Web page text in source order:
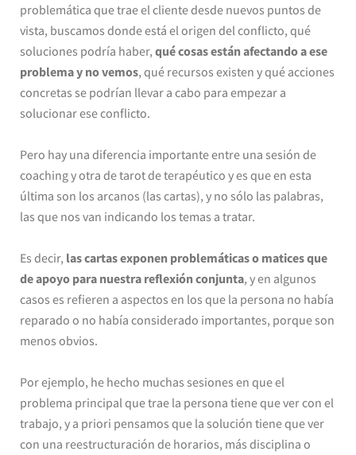
problemática que trae el cliente desde nuevos puntos de
vista, buscamos donde está el origen del conflicto, qué
soluciones podría haber, qué cosas están afectando a ese
problema y no vemos, qué recursos existen y qué acciones
concretas se podrían llevar a cabo para empezar a
solucionar ese conflicto.
Pero hay una diferencia importante entre una sesión de
coaching y otra de tarot de terapéutico y es que en esta
última son los arcanos (las cartas), y no sólo las palabras,
las que nos van indicando los temas a tratar.
Es decir, las cartas exponen problemáticas o matices que
de apoyo para nuestra reflexión conjunta, y en algunos
casos es refieren a aspectos en los que la persona no había
reparado o no había considerado importantes, porque son
menos obvios.
Por ejemplo, he hecho muchas sesiones en que el
problema principal que trae la persona tiene que ver con el
trabajo, y a priori pensamos que la solución tiene que ver
con una reestructuración de horarios, más disciplina o